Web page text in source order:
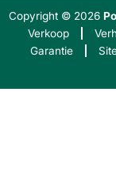
Copyright © 2026
Verkoop
Garantie